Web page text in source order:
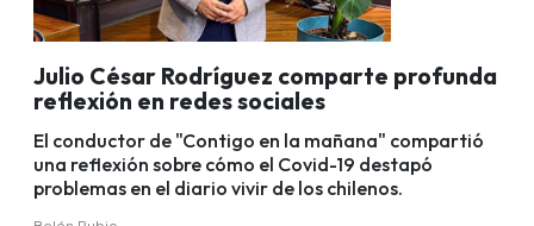
Julio César Rodríguez comparte profunda
reflexión en redes sociales
El conductor de "Contigo en la mañana" compartió
una reflexión sobre cómo el Covid-19 destapó
problemas en el diario vivir de los chilenos.